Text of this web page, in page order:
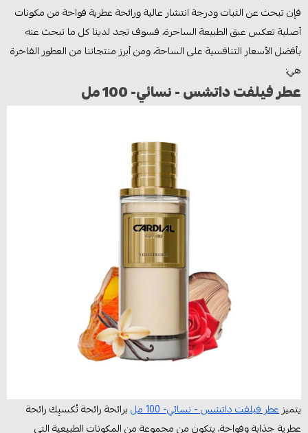
فإن تبحث عن الثبات ودرجة انتشار عالية ورائحة عطرية فواحة من مكونات
أصلية تعكس عبق الطبيعة الساحرة، فسوف تجد لدينا كل ما تبحث عنه
بأفضل الأسعار التنافسية على الساحة، ومن أبرز منتجاتنا من العطور الفاخرة
هي:
عطر فيلفت داتشس - نسائي- 100 مل
يتميزعطر فيلفت داتشس - نسائي- 100 مل
برائحة رائحة تُكسبِك رائحة
عطرية جذابة وفواحة، يتكون من مجموعة من المكونات الطبيعية التي